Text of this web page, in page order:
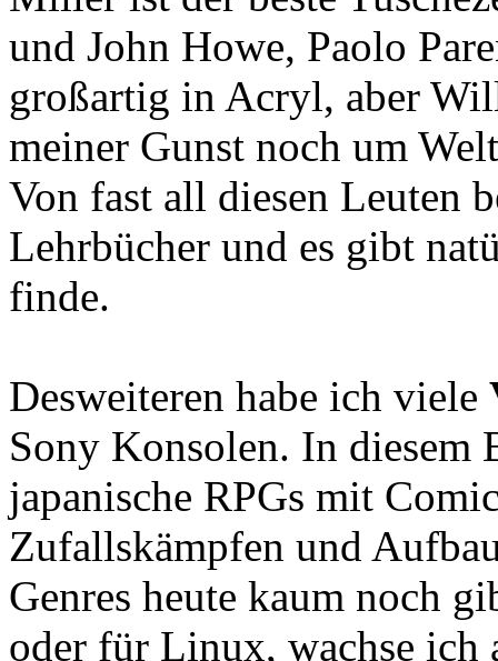
und John Howe, Paolo
großartig in Acryl, aber
meiner Gunst noch um
Von fast all diesen Leuten
Lehrbücher und es gibt
finde.
Desweiteren habe ich viele
Sony Konsolen. In diesem
japanische RPGs mit
Zufallskämpfen und
Genres heute kaum noch
oder für Linux, wachse ich